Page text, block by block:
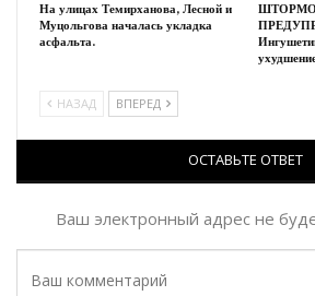
На улицах Темирханова, Лесной и
Муцольгова началась укладка
асфальта.
НАЗАД ВПЕРЕД
ОСТАВЬТЕ ОТВЕТ
Ваш электронный адрес не